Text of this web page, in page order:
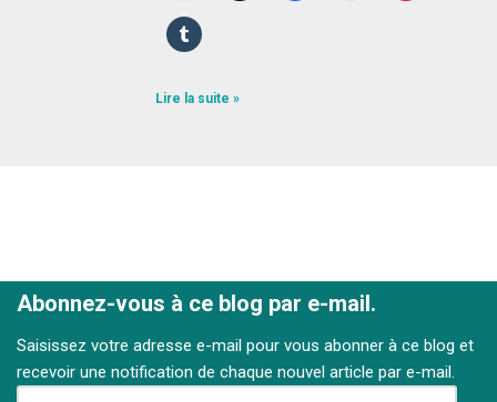
Lire la suite »
Abonnez-vous à ce blog par e-mail.
Saisissez votre adresse e-mail pour vous abonner à ce blog et
recevoir une notification de chaque nouvel article par e-mail.